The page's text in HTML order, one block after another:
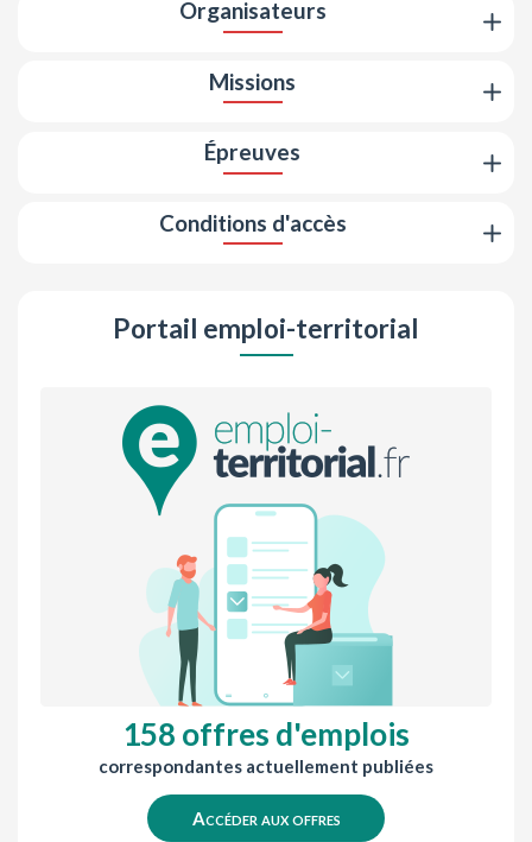
Organisateurs
Missions
Épreuves
Conditions d'accès
Portail emploi-territorial
158 offres d'emplois
correspondantes actuellement publiées
Accéder aux offres